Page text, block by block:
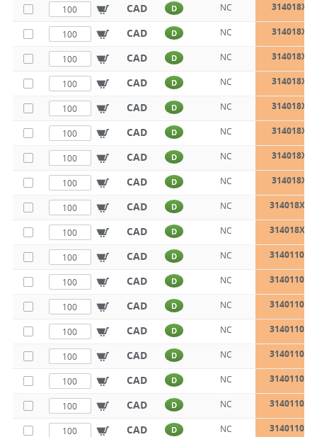
CAD D NC 314018X30
CAD D NC 314018X35
CAD D NC 314018X40
CAD D NC 314018X45
CAD D NC 314018X50
CAD D NC 314018X60
CAD D NC 314018X70
CAD D NC 314018X80
CAD D NC
CAD D NC
CAD D NC
CAD D NC
CAD D NC
CAD D NC
CAD D NC
CAD D NC
CAD D NC
CAD D NC